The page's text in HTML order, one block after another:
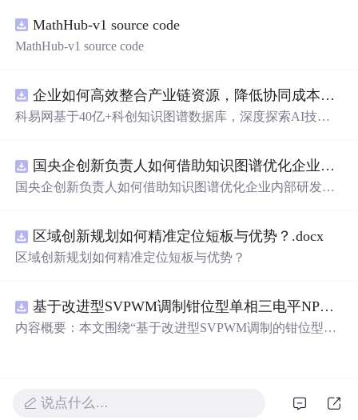
MathHub-v1 source code
MathHub-v1 source code
企业如何高效整合产业链资源，降低协同成本？.docx
科易网基于40亿+科创知识图谱数据库，深度探索AI技术
新领域的AI+数智化解决方案，推动科技创新与产业创新
智能化发展。
国央企创新负责人如何借助知识图谱优化企业内部研发资源协同？.docx
国央企创新负责人如何借助知识图谱优化企业内部研发资
区域创新规划如何精准定位短板与优势？.docx
区域创新规划如何精准定位短板与优势？
基于改进型SVPWM调制钳位型单相三电平NPC逆变器中点电位平衡仿真
内容概要：本文围绕“基于改进型SVPWM调制的钳位型单
中点电位漂移问题。研究依托Simulink仿真平台构建系统模
型，详细分析了不同调制策略对中点电压波动的影响机
说点什么…